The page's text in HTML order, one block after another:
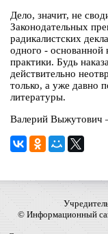
Дело, значит, не
Законодательных
радикалистских
одного - основанной
практики. Будь
действительно
только, а уже давно
литературы.
Валерий Выжутович
© Информационный